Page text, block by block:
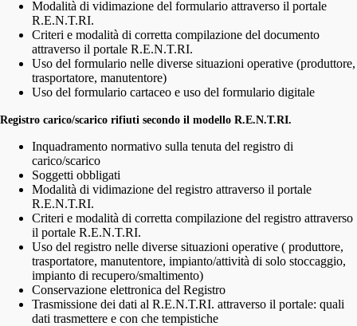
Modalità di vidimazione del formulario attraverso il portale
R.E.N.T.RI.
Criteri e modalità di corretta compilazione del documento
attraverso il portale R.E.N.T.RI.
Uso del formulario nelle diverse situazioni operative (produttore,
trasportatore, manutentore)
Uso del formulario cartaceo e uso del formulario digitale
Registro carico/scarico rifiuti secondo il modello R.E.N.T.RI.
Inquadramento normativo sulla tenuta del registro di
carico/scarico
Soggetti obbligati
Modalità di vidimazione del registro attraverso il portale
R.E.N.T.RI.
Criteri e modalità di corretta compilazione del registro attraverso
il portale R.E.N.T.RI.
Uso del registro nelle diverse situazioni operative ( produttore,
trasportatore, manutentore, impianto/attività di solo stoccaggio,
impianto di recupero/smaltimento)
Conservazione elettronica del Registro
Trasmissione dei dati al R.E.N.T.RI. attraverso il portale: quali
dati trasmettere e con che tempistiche